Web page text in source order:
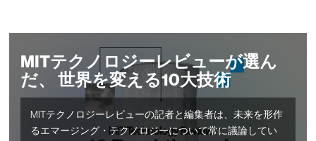
MITテクノロジーレビューが選ん
だ、 世界を変える10大技術
MITテクノロジーレビューの記者と編集者は、未来を形作
るエマージング・テクノロジーについて常に議論してい